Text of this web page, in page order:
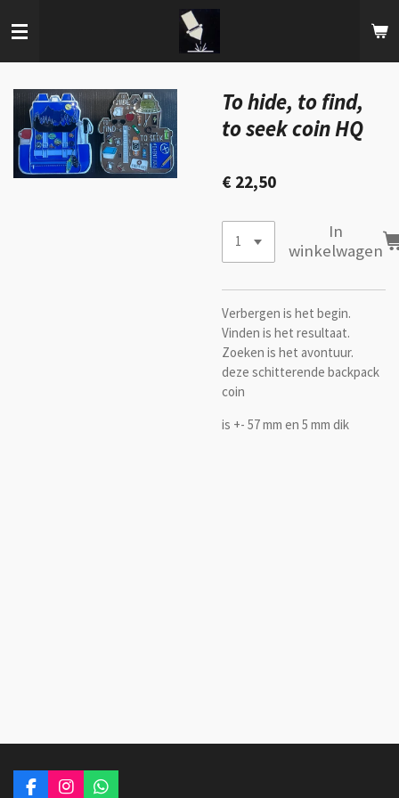
direct
hoofdinhoud
To hide, to find,
to seek coin HQ
€ 22,50
In
winkelwagen
Verbergen is het begin.
Vinden is het resultaat.
Zoeken is het avontuur.
deze schitterende backpack
coin
is +- 57 mm en 5 mm dik
F I W